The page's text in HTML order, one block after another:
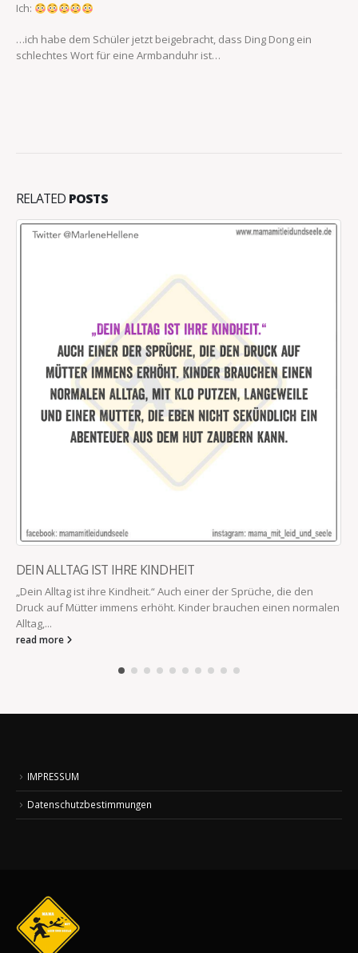
Ich:
…ich habe dem Schüler jetzt beigebracht, dass Ding Dong ein
schlechtes Wort für eine Armbanduhr ist…
RELATED POSTS
DEIN ALLTAG IST IHRE KINDHEIT
„Dein Alltag ist ihre Kindheit.“ Auch einer der Sprüche, die den
Druck auf Mütter immens erhöht. Kinder brauchen einen normalen
Alltag,...
read more
IMPRESSUM
Datenschutzbestimmungen